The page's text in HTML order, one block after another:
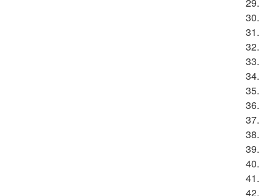
30.
31.
32.
33.
34.
35.
36.
37.
38.
39.
40.
41.
42.